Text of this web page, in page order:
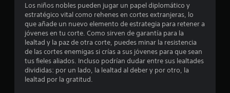
c
o
e
s
Los niños nobles pueden jugar un papel diplomático y
estratégico vital como rehenes en cortes extranjeras, lo
que añade un nuevo elemento de estrategia para retener a
jóvenes en tu corte. Como sirven de garantía para la
lealtad y la paz de otra corte, puedes minar la resistencia
de las cortes enemigas si crías a sus jóvenes para que sean
tus fieles aliados. Incluso podrían dudar entre sus lealtades
divididas: por un lado, la lealtad al deber y por otro, la
lealtad por la gratitud.